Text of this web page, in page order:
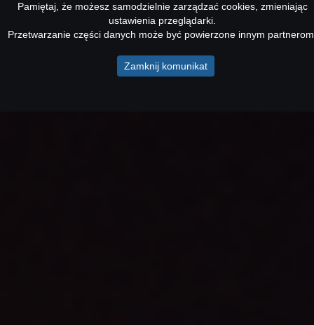
Pamiętaj, że możesz samodzielnie zarządzać cookies, zmieniając
ustawienia przeglądarki.
Przetwarzanie części danych może być powierzone innym
Zamknij komunikat